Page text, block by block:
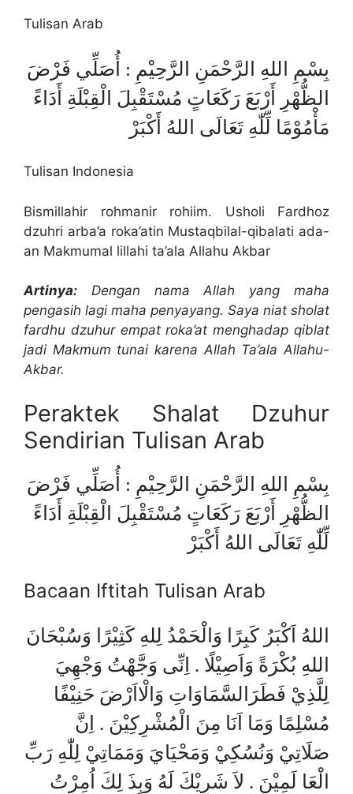
Tulisan Arab
بِسْمِ اللهِ الرَّحْمَنِ الرَّحِيْمِ : أُصَلِّي فَرْضَ
الظُّهْرِ أَرْبَعَ رَكَعَاتٍ مُسْتَقْبِلَ الْقِبْلَةِ أَدَاءً
مَأْمُوْمًا لِّلّٰهِ تَعَالَى اللهُ أَكْبَرْ
Tulisan Indonesia
Bismillahir rohmanir rohiim. Usholi Fardhoz
dzuhri arba’a roka’atin Mustaqbilal-qibalati ada-
an Makmumal lillahi ta’ala Allahu Akbar
Artinya: Dengan nama Allah yang maha
pengasih lagi maha penyayang. Saya niat sholat
fardhu dzuhur empat roka’at menghadap qiblat
jadi Makmum tunai karena Allah Ta’ala Allahu-
Akbar.
Peraktek Shalat Dzuhur
Sendirian Tulisan Arab
بِسْمِ اللهِ الرَّحْمَنِ الرَّحِيْمِ : أُصَلِّي فَرْضَ
الظُّهْرِ أَرْبَعَ رَكَعَاتٍ مُسْتَقْبِلَ الْقِبْلَةِ أَدَاءً
لِّلّٰهِ تَعَالَى اللهُ أَكْبَرْ
Bacaan Iftitah Tulisan Arab
اللهُ اَكْبَرُ كَبِرًا وَالْحَمْدُ لِلهِ كَثِيْرًا وَسُبْحَانَ
اللهِ بُكْرَةً وَاَصِيْلًا . اِنِّى وَجَّهْتُ وَجْهِيَ
لِلَّذِيْ فَطَرَالسَّمَاوَاتِ وَالْااَرْضَ حَنِيْفًا
مُسْلِمًا وَمَا اَنَا مِنَ الْمُشْرِكِيْنَ . اِنَّ
صَلَاتِيْ وَنُسُكِيْ وَمَحْيَايَ وَمَمَاتِيْ لِلّٰهِ رَبِّ
الْعَا لَمِيْنَ . لاَ شَرِيْكَ لَهُ وَبِذَ لِكَ اُمِرْتُ